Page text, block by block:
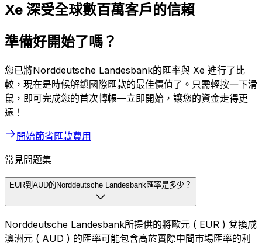
Xe 深受全球數百萬客戶的信賴
準備好開始了嗎？
您已將Norddeutsche Landesbank的匯率與 Xe 進行了比
較，現在是時候解鎖國際匯款的最佳價值了。只需輕按一下滑
鼠，即可完成您的首次轉帳—立即開始，讓您的資金走得更
遠！
開始節省匯款費用
常見問題集
EUR到AUD的Norddeutsche Landesbank匯率是多少？
Norddeutsche Landesbank所提供的將歐元 ( EUR ) 兌換成
澳洲元 ( AUD ) 的匯率可能包含高於實際中間市場匯率的利